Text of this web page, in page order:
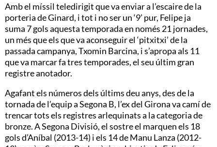
Amb el míssil teledirigit que va enviar a l’escaire de la
porteria de Ginard, i tot i no ser un ‘9’ pur, Felipe ja
suma 7 gols aquesta temporada en només 21 jornades,
un més que els que va aconseguir el ‘pitxitxi’ de la
passada campanya, Txomin Barcina, i s’apropa als 11
que va marcar fa tres temporades, el seu últim gran
registre anotador.
Agafant els números dels últims deu anys, des de la
tornada de l’equip a Segona B, l’ex del Girona va camí de
trencar tots els registres arlequinats a la categoria de
bronze. A Segona Divisió, el sostre el marquen els 18
gols d’Aníbal (2013-14) i els 14 de Manu Lanza (2012-